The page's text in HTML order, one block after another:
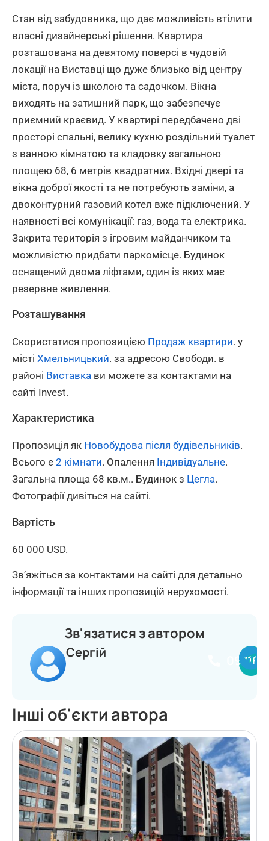
Стан від забудовника, що дає можливість втілити
власні дизайнерські рішення. Квартира
розташована на девятому поверсі в чудовій
локації на Виставці що дуже близько від центру
міста, поруч із школою та садочком. Вікна
виходять на затишний парк, що забезпечує
приємний краєвид. У квартирі передбачено дві
просторі спальні, велику кухню роздільний туалет
з ванною кімнатою та кладовку загальною
площею 68, 6 метрів квадратних. Вхідні двері та
вікна доброї якості та не потребують заміни, а
двоконтурний газовий котел вже підключений. У
наявності всі комунікації: газ, вода та електрика.
Закрита територія з ігровим майданчиком та
можливістю придбати паркомісце. Будинок
оснащений двома ліфтами, один із яких має
резервне живлення.
Розташування
Скористатися пропозицією Продаж квартири. у
місті Хмельницький. за адресою Свободи. в
районі Виставка ви можете за контактами на
сайті Invest.
Характеристика
Пропозиція як Новобудова після будівельників.
Всього є 2 кімнати. Опалення Індивідуальне.
Загальна площа 68 кв.м.. Будинок з Цегла.
Фотографії дивіться на сайті.
Вартість
60 000 USD.
Зв’яжіться за контактами на сайті для детально
інформації та інших пропозицій нерухомості.
Зв'язатися з автором
Сергій
Інші об'єкти автора